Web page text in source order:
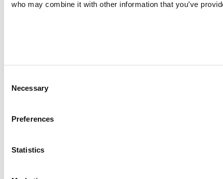
who may combine it with other information that you’ve
Selection
Necessary
Preferences
Statistics